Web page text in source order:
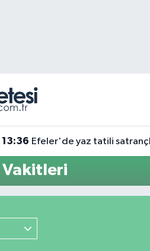
13:36 Efeler'de yaz tatili
Vakitleri